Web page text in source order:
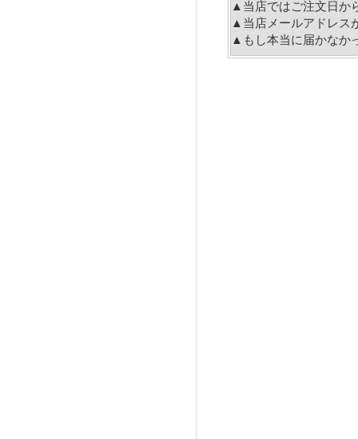
▲当店ではご注文日か
▲当店メールアドレス
▲もし本当に届かなか